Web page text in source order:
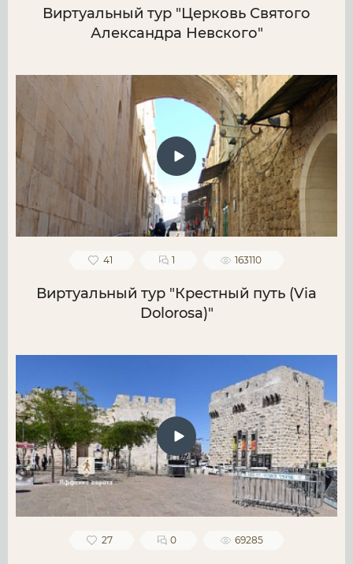
Виртуальный тур "Церковь Святого
Александра Невского"
41 1 163110
Виртуальный тур "Крестный путь (Via
Dolorosa)"
27 0 69285